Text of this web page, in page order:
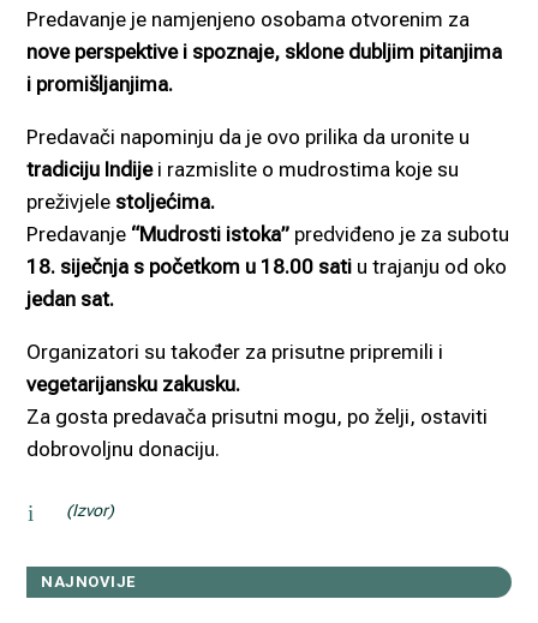
Predavanje je namjenjeno osobama otvorenim za
nove perspektive i spoznaje, sklone dubljim pitanjima
i promišljanjima.
Predavači napominju da je ovo prilika da uronite u
tradiciju Indijei razmislite o mudrostima koje su
preživjele stoljećima.
Predavanje “Mudrosti istoka” predviđeno je za subotu
18. siječnja s početkom u 18.00 sati u trajanju od oko
jedan sat.
Organizatori su također za prisutne pripremili i
vegetarijansku zakusku.
Za gosta predavača prisutni mogu, po želji, ostaviti
dobrovoljnu donaciju.
i (Izvor)
NAJNOVIJE